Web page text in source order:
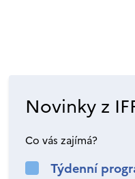
Novinky z
Co vás zajímá?
Týdenní